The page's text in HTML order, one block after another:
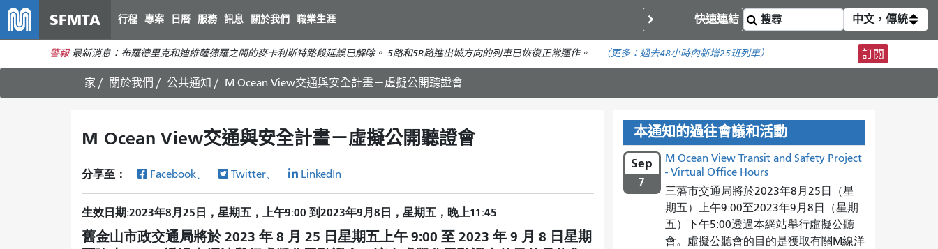
主
要
SFMTA 行程 專案 日曆 服務 訊息 關於我們 職業生涯 快速連結 中文，傳統
警報 最新消息：布羅德里克和迪維薩德羅之間的麥卡利斯特路段延誤已解除。 5路和5R路進出城方向的列車已恢復正常運作。 （更多： 過去48小時內新增25班列車） 訂閱
家 關於我們 公共通知 M Ocean View交通與安全計畫－虛擬公開聽證會
M Ocean View交通與安全計畫－虛擬公開聽證會
分享至： Facebook、 Twitter、 LinkedIn
生效日期 2023年8月25日，星期五，上午9:00 到2023年9月8日，星期五，晚上11:45
舊金山市政交通局將於 2023 年 8 月 25 日星期五上午 9:00 至 2023 年 9 月 8 日星期
本通知的過往會議和活動
Sep
7
M Ocean View Transit and Safety Project
- Virtual Office Hours
三藩市交通局將於2023年8月25日（星
期五）上午9:00至2023年9月8日（星期
五）下午5:00透過本網站舉行虛擬公聽
會。虛擬公聽會的目的是獲取有關M線洋